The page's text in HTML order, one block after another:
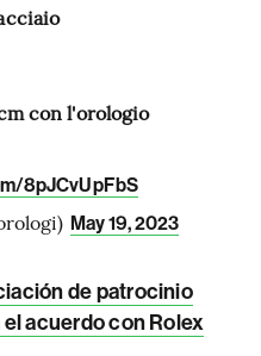
con l'orologio
8pJCvUpFbS
May 19, 2023
de patrocinio
el acuerdo con Rolex